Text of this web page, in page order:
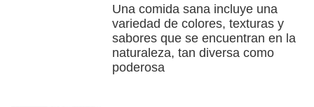
Una comida sana incluye una
variedad de colores, texturas y
sabores que se encuentran en la
naturaleza, tan diversa como
poderosa